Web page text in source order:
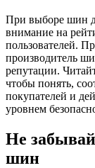
При выборе шин
внимание на
пользователей.
производитель
репутации.
чтобы понять,
покупателей и
уровнем
Не
шин